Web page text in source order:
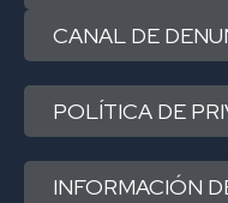
CANAL DE
POLÍTICA DE
INFORMACIÓN